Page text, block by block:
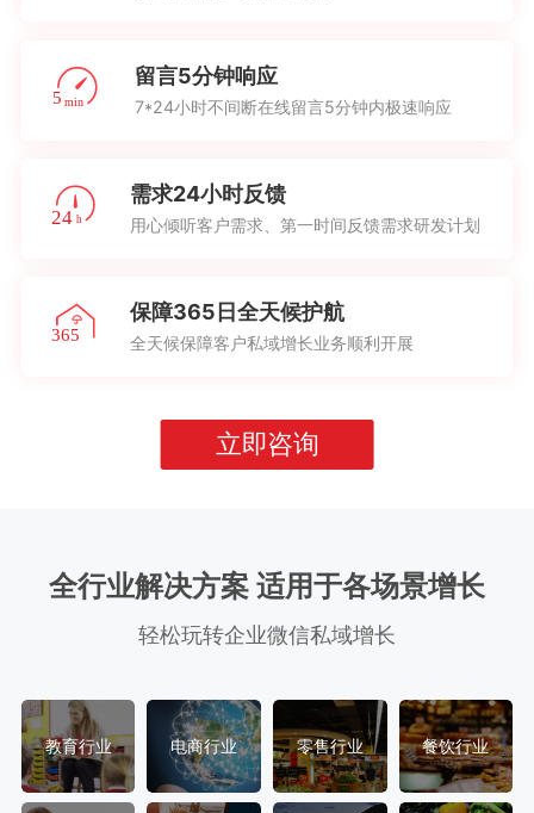
留言5分钟响应
7*24小时不间断在线留言5分钟内极速响应
需求24小时反馈
用心倾听客户需求、第一时间反馈需求研发计划
保障365日全天候护航
全天候保障客户私域增长业务顺利开展
立即咨询
全行业解决方案 适用于各场景增长
轻松玩转企业微信私域增长
教育行业 电商行业 零售行业 餐饮行业